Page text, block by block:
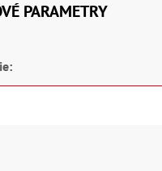
PARAMETRY
: